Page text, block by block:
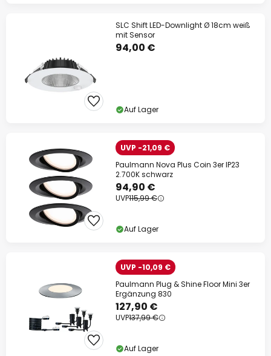
SLC Shift LED-Downlight Ø 18cm weiß
mit Sensor
94,00 €
Auf Lager
UVP -21,09 €
Paulmann Nova Plus Coin 3er IP23
2.700K schwarz
94,90 €
UVP115,99 €
Auf Lager
UVP -10,09 €
Paulmann Plug & Shine Floor Mini 3er
Ergänzung 830
127,90 €
UVP137,99 €
Auf Lager